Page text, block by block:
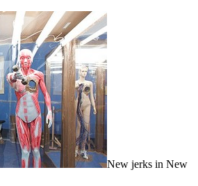
New jerks in New